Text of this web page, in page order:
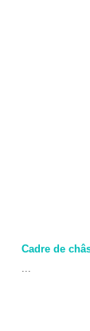
Cadre de
...